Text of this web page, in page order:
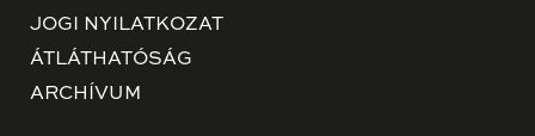
JOGI NYILATKOZAT
ÁTLÁTHATÓSÁG
ARCHÍVUM